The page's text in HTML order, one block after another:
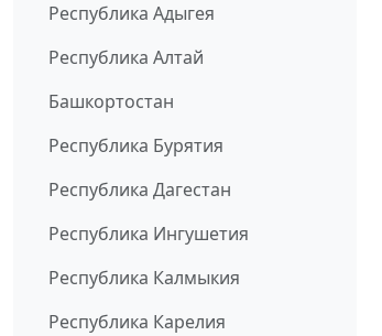
Республика Адыгея
Республика Алтай
Башкортостан
Республика Бурятия
Республика Дагестан
Республика Ингушетия
Республика Калмыкия
Республика Карелия